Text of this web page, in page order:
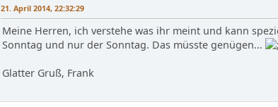
21. April 2014, 22:32:29
Meine Herren, ich verstehe was ihr meint und kann
Sonntag und nur der Sonntag. Das müsste genügen...
Glatter Gruß, Frank